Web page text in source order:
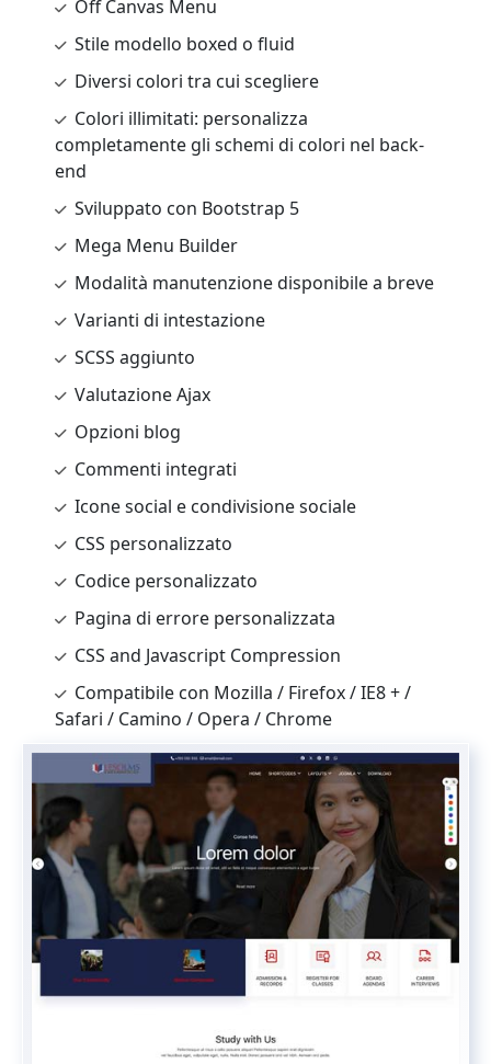
Off Canvas Menu
Stile modello boxed o fluid
Diversi colori tra cui scegliere
Colori illimitati: personalizza
completamente gli schemi di colori nel back-
end
Sviluppato con Bootstrap 5
Mega Menu Builder
Modalità manutenzione disponibile a breve
Varianti di intestazione
SCSS aggiunto
Valutazione Ajax
Opzioni blog
Commenti integrati
Icone social e condivisione sociale
CSS personalizzato
Codice personalizzato
Pagina di errore personalizzata
CSS and Javascript Compression
Compatibile con Mozilla / Firefox / IE8 + /
Safari / Camino / Opera / Chrome